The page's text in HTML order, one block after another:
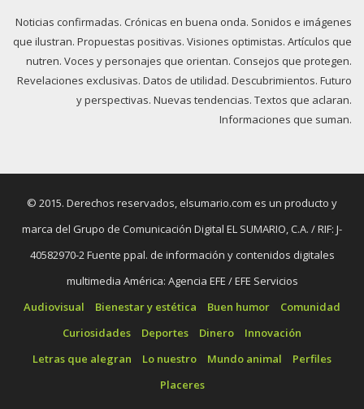
Noticias confirmadas. Crónicas en buena onda. Sonidos e imágenes
que ilustran. Propuestas positivas. Visiones optimistas. Artículos que
nutren. Voces y personajes que orientan. Consejos que protegen.
Revelaciones exclusivas. Datos de utilidad. Descubrimientos. Futuro
y perspectivas. Nuevas tendencias. Textos que aclaran.
Informaciones que suman.
© 2015. Derechos reservados, elsumario.com es un producto y
marca del Grupo de Comunicación Digital EL SUMARIO, C.A. / RIF: J-
40582970-2 Fuente ppal. de información y contenidos digitales
multimedia América: Agencia EFE / EFE Servicios
Audiovisual
Bienestar y estética Buen humor
Comunidad
Curiosidades
Deportes Dinero
Innovación
Letras que alegran
Lo nuestro Mundo animal
Perfiles
Placeres